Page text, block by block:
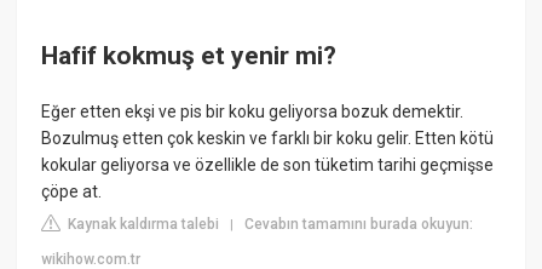
Hafif kokmuş et yenir mi?
Eğer etten ekşi ve pis bir koku geliyorsa bozuk demektir.
Bozulmuş etten çok keskin ve farklı bir koku gelir. Etten kötü
kokular geliyorsa ve özellikle de son tüketim tarihi geçmişse
çöpe at.
Kaynak kaldırma talebi |Cevabın tamamını burada okuyun:
wikihow.com.tr